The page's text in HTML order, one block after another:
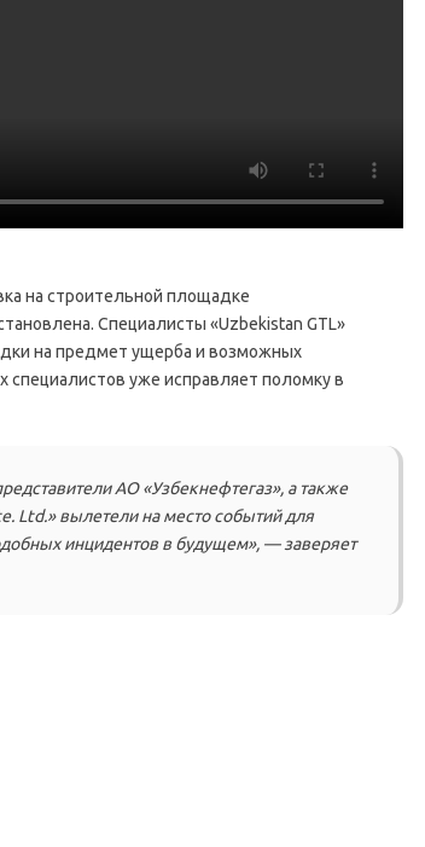
на строительной площадке
Специалисты «Uzbekistan GTL»
на предмет ущерба и возможных
специалистов уже исправляет поломку в
АО «Узбекнефтегаз», а также
Ltd.» вылетели на место событий для
инцидентов в будущем», — заверяет